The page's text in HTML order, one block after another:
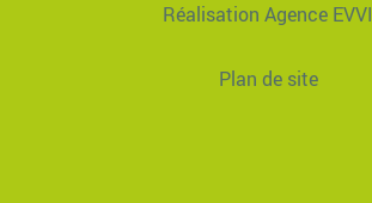
Réalisation Agence EVVI
Plan de site